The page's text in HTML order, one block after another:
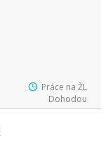
Práce na ŽL
Dohodou